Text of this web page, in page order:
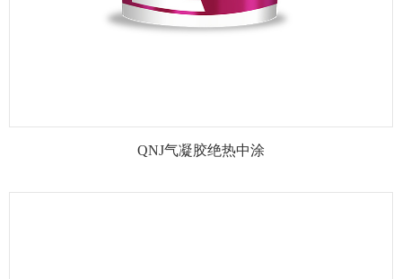
QNJ气凝胶绝热中涂